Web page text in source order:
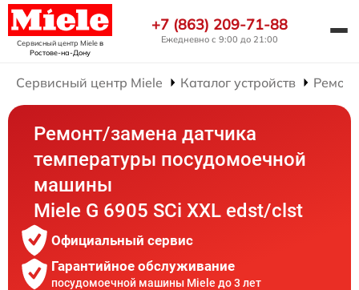
Сервисный центр Mieleв
Ростове-на-Дону
+7 (863) 209-71-88
Ежедневно с 9:00 до 21:00
Сервисный центр Miele Каталог устройств
Ремонт/замена датчика
температуры посудомоечной
машины
Miele G 6905 SCi XXL edst/clst
Официальный сервис
Гарантийное обслуживание
посудомоечной машины Miele до 3 лет